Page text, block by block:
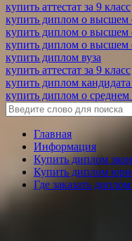
купить аттестат за 9 класс
купить диплом о высшем
купить диплом о высшем
купить диплом о высшем
купить диплом вуза
купить аттестат за 9 класс
купить диплом
купить диплом о
Главная
Информация
Купить диплом
Купить диплом
Где заказать